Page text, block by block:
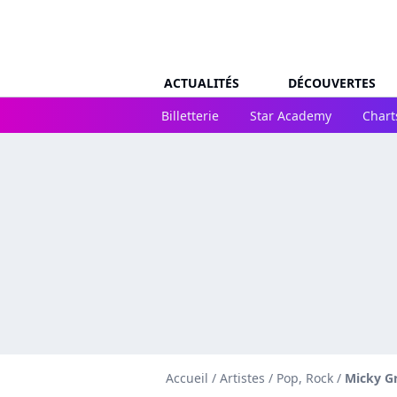
ACTUALITÉS
DÉCOUVERTES
Billetterie
Star Academy
Accueil / Artistes / Pop, Rock / Micky